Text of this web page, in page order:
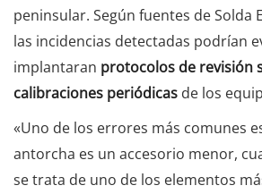
peninsular. Según fuentes de Solda
las incidencias detectadas podrían
implantaran protocolos de revisión
calibraciones periódicas de los
«Uno de los errores más comunes
antorcha es un accesorio menor,
se trata de uno de los elementos